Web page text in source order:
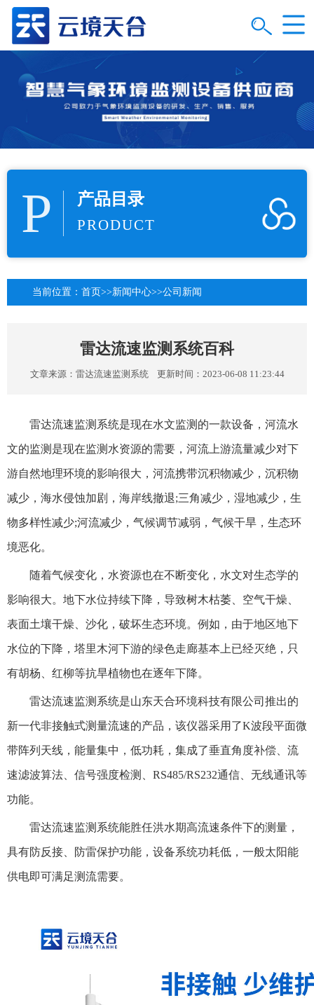
P 产品目录
PRODUCT
当前位置： 首页>>新闻中心>>公司新闻
雷达流速监测系统百科
文章来源： 雷达流速监测系统更新时间：2023-06-08 11:23:44
雷达流速监测系统是现在水文监测的一款设备，河流水
文的监测是现在监测水资源的需要，河流上游流量减少对下
游自然地理环境的影响很大，河流携带沉积物减少，沉积物
减少，海水侵蚀加剧，海岸线撤退;三角减少，湿地减少，生
物多样性减少;河流减少，气候调节减弱，气候干旱，生态环
境恶化。
随着气候变化，水资源也在不断变化，水文对生态学的
影响很大。地下水位持续下降，导致树木枯萎、空气干燥、
表面土壤干燥、沙化，破坏生态环境。例如，由于地区地下
水位的下降，塔里木河下游的绿色走廊基本上已经灭绝，只
有胡杨、红柳等抗旱植物也在逐年下降。
雷达流速监测系统是山东天合环境科技有限公司推出的
新一代非接触式测量流速的产品，该仪器采用了K波段平面微
带阵列天线，能量集中，低功耗，集成了垂直角度补偿、流
速滤波算法、信号强度检测、RS485/RS232通信、无线通讯等
功能。
雷达流速监测系统能胜任洪水期高流速条件下的测量，
具有防反接、防雷保护功能，设备系统功耗低，一般太阳能
供电即可满足测流需要。